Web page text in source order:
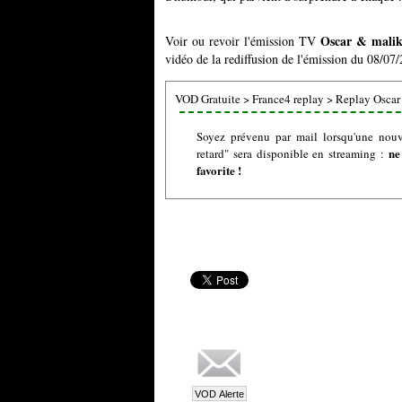
Voir ou revoir l'émission TV Oscar &
vidéo de la rediffusion de l'émission du 08/
VOD Gratuite>France4 replay >Replay
Soyez prévenu par mail lorsqu'une
retard" sera disponible en streaming :
favorite !